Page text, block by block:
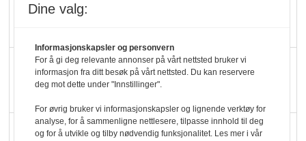
Slik opprettholdes
ølsalget
Færre varer, men fulle
Dine valg:
Informasjonskapsler og personvern
For å gi deg relevante annonser på vårt nettsted bruker vi
informasjon fra ditt besøk på vårt nettsted. Du kan reservere
deg mot dette under "Innstillinger".
For øvrig bruker vi informasjonskapsler og lignende verktøy for
analyse, for å sammenligne nettlesere, tilpasse innhold til deg
og for å utvikle og tilby nødvendig funksjonalitet. Les mer i vår